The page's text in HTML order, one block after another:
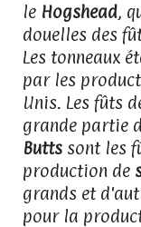
le Hogshead,
douelles des
Les tonneaux
par les
Unis. Les fûts
grande partie
Butts sont les
production de
grands et
pour la